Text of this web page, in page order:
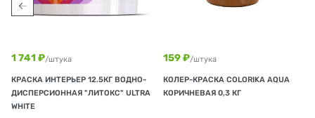
1 741 ₽/штука
КРАСКА ИНТЕРЬЕР 12.5КГ ВОДНО-
ДИСПЕРСИОННАЯ "ЛИТОКС" ULTRA
WHITE
159 ₽/штука
КОЛЕР-КРАСКА COLORIKA AQUA
КОРИЧНЕВАЯ 0,3 КГ